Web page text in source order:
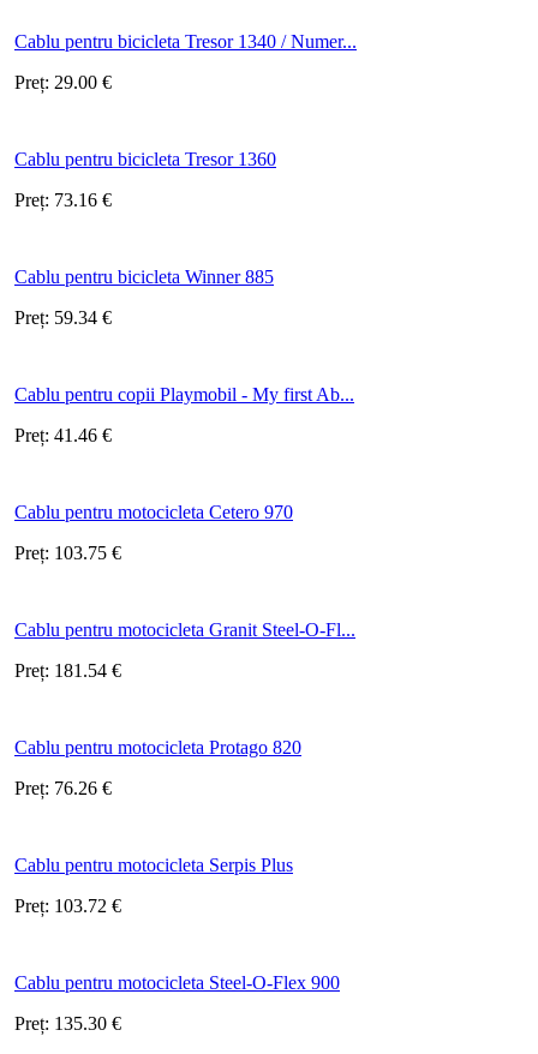
Cablu pentru bicicleta Tresor 1340 / Numer...
Preț: 29.00 €
Cablu pentru bicicleta Tresor 1360
Preț: 73.16 €
Cablu pentru bicicleta Winner 885
Preț: 59.34 €
Cablu pentru copii Playmobil - My first Ab...
Preț: 41.46 €
Cablu pentru motocicleta Cetero 970
Preț: 103.75 €
Cablu pentru motocicleta Granit Steel-O-Fl...
Preț: 181.54 €
Cablu pentru motocicleta Protago 820
Preț: 76.26 €
Cablu pentru motocicleta Serpis Plus
Preț: 103.72 €
Cablu pentru motocicleta Steel-O-Flex 900
Preț: 135.30 €